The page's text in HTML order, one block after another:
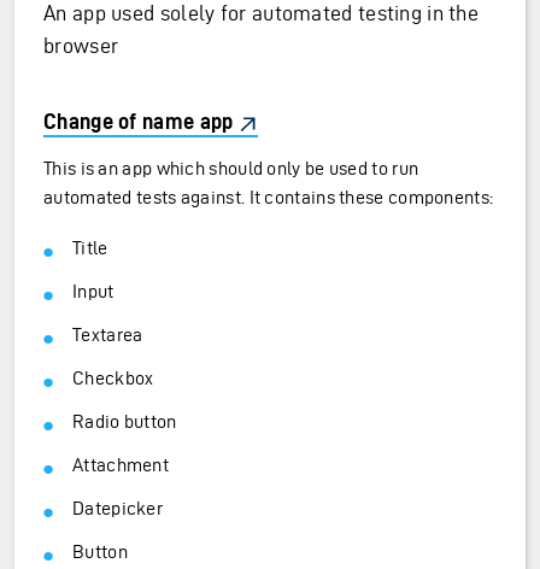
An app used solely for automated testing in the
browser
Change of name app
This is an app which should only be used to run
automated tests against. It contains these components:
Title
Input
Textarea
Checkbox
Radio button
Attachment
Datepicker
Button